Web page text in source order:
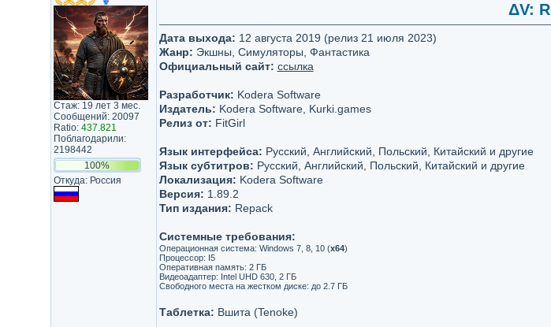
Стаж: 19 лет 3 мес.
Сообщений: 20097
Ratio: 437.821
Поблагодарили:
2198442
100%
Откуда: Россия
ΔV:
Дата выхода: 12 августа 2019 (релиз 21 июля 2023)
Жанр: Экшны, Симуляторы, Фантаcтика
Официальный сайт: ссылка
Разработчик: Kodera Software
Издатель: Kodera Software, Kurki.games
Релиз от: FitGirl
Язык интерфейса: Русский, Английский, Польский, Китайский и другие
Язык субтитров: Русский, Английский, Польский, Китайский и другие
Локализация: Kodera Software
Версия: 1.89.2
Тип издания: Repack
Системные требования:
Операционная система: Windows 7, 8, 10 (х64)
Процессор: I5
Оперативная память: 2 ГБ
Видеоадаптер: Intel UHD 630, 2 ГБ
Свободного места на жестком диске: до 2.7 ГБ
Таблетка: Вшита (Tenoke)